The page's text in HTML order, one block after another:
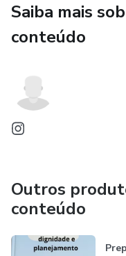
Saiba mais
conteúdo
Outros
conteúdo